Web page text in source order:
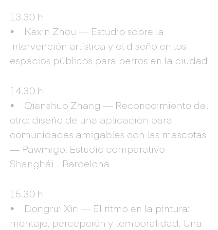
13.30 h
• Kexin Zhou — Estudio sobre la
intervención artística y el diseño en los
espacios públicos para perros en la ciudad
14.30 h
• Qianshuo Zhang — Reconocimiento del
otro: diseño de una aplicación para
comunidades amigables con las mascotas
— Pawmigo. Estudio comparativo
Shanghái - Barcelona
15.30 h
• Dongrui Xin — El ritmo en la pintura:
montaje, percepción y temporalidad. Una